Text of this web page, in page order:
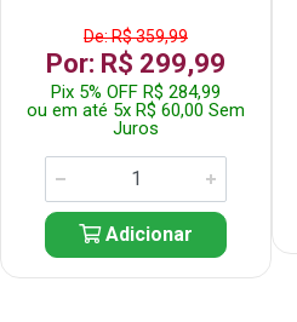
De: R$ 359,99
Por: R$ 299,99
Pix 5% OFF R$ 284,99
ou em até 5x R$ 60,00 Sem
Juros
Adicionar